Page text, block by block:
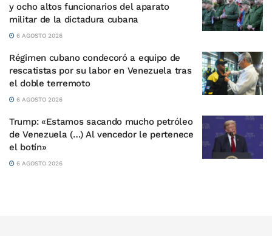
y ocho altos funcionarios del aparato
militar de la dictadura cubana
6 AGOSTO 2026
Régimen cubano condecoró a equipo de
rescatistas por su labor en Venezuela tras
el doble terremoto
6 AGOSTO 2026
Trump: «Estamos sacando mucho petróleo
de Venezuela (…) Al vencedor le pertenece
el botín»
6 AGOSTO 2026